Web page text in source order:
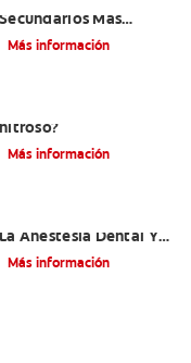
Secundarios Más
Comunes De La
Más información
nitroso?
Más información
La Anestesia Dental Y
Causas De Tratamiento
Más información